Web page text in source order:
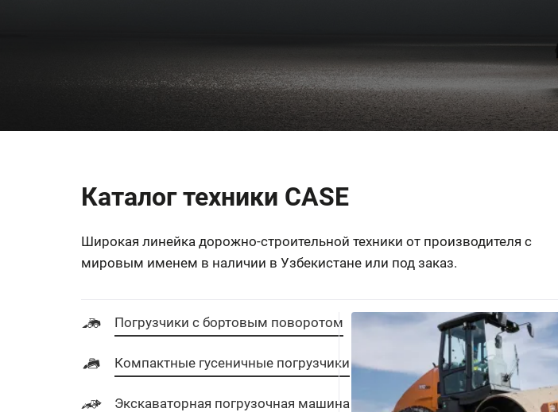
Каталог техники CASE
Широкая линейка дорожно-строительной техники от производителя с
мировым именем в наличии в Узбекистане или под заказ.
Погрузчики с бортовым поворотом
Компактные гусеничные погрузчики
Экскаваторная погрузочная машина